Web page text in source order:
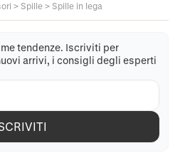
> Spille > Spille in lega
tendenze. Iscriviti per
arrivi, i consigli degli esperti